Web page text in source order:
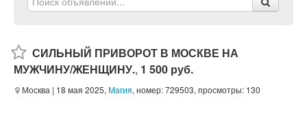
Услуги
СИЛЬНЫЙ ПРИВОРОТ В МОСКВЕ НА
МУЖЧИНУ/ЖЕНЩИНУ., 1 500 руб.
Москва | 18 мая 2025, Магия, номер: 729503, просмотры: 130